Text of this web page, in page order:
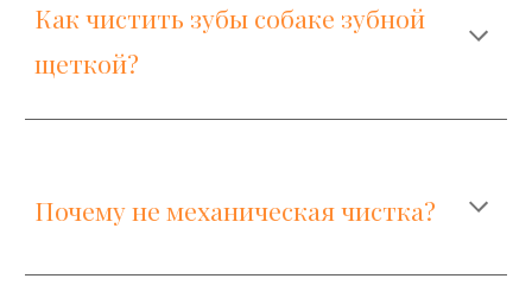
Как чистить зубы собаке зубной
щеткой?
Почему не механическая чистка?